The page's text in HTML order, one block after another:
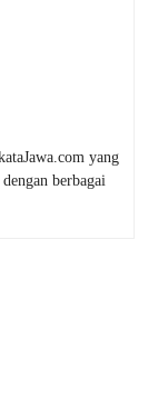
yang
berbagai